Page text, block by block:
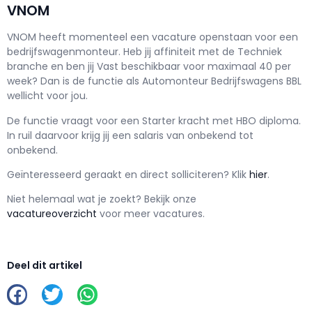
VNOM
VNOM heeft momenteel een vacature openstaan voor een
bedrijfswagenmonteur. Heb jij affiniteit met de Techniek
branche en ben jij Vast beschikbaar voor maximaal 40 per
week? Dan is de functie als Automonteur Bedrijfswagens BBL
wellicht voor jou.
De functie vraagt voor een Starter kracht met HBO diploma.
In ruil daarvoor krijg jij een salaris van onbekend tot
onbekend.
Geïnteresseerd geraakt en direct solliciteren? Klik hier.
Niet helemaal wat je zoekt? Bekijk onze
vacatureoverzicht voor meer vacatures.
Deel dit artikel